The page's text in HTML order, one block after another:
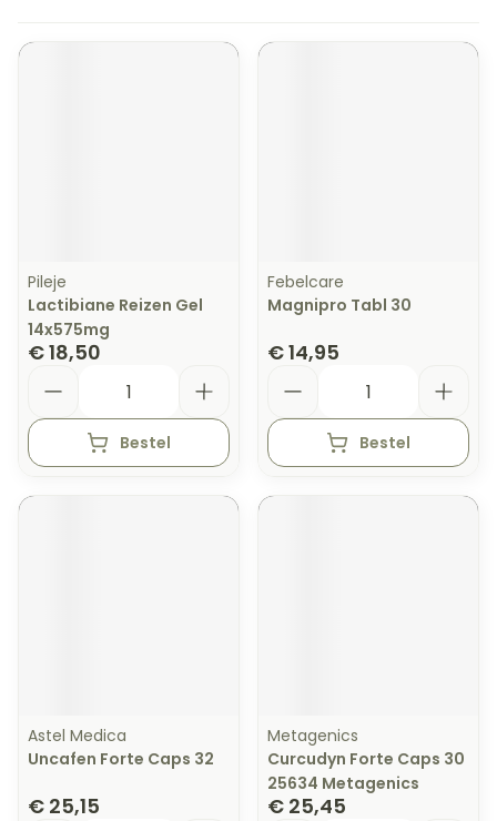
Pileje
Lactibiane Reizen Gel
14x575mg
€ 18,50
Bestel
Febelcare
Magnipro Tabl 30
€ 14,95
Bestel
Astel Medica
Uncafen Forte Caps 32
€ 25,15
Metagenics
Curcudyn Forte Caps 30
25634 Metagenics
€ 25,45